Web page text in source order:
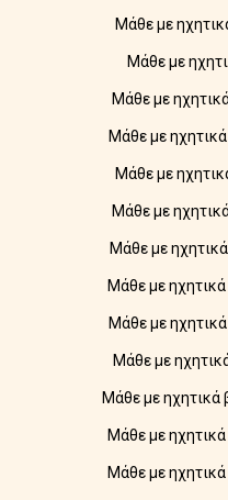
Μάθε με
Μάθε με
Μάθε με
Μάθε με
Μάθε με
Μάθε με
Μάθε με
Μάθε με
Μάθε με
Μάθε με
Μάθε με ηχητικά
Μάθε με
Μάθε με